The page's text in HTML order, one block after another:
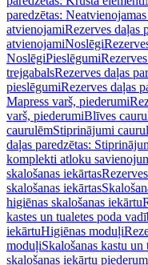
paredzētas:
atvienojamiRezerves daļas
atvienojamiNoslēgi
NoslēgiPieslēgumi
trejgabalsRezerves daļas
pieslēgumiRezerves daļas
Mapress varš, piederumi
varš, piederumiBlīves
caurulēmStiprinājumi
daļas paredzētas:
komplekti atloku
skalošanas iekārtas
skalošanas iekārtas
higiēnas skalošanas iekārtu
kastes un tualetes poda
iekārtuHigiēnas moduļi
moduļiSkalošanas kastu
skalošanas iekārtu